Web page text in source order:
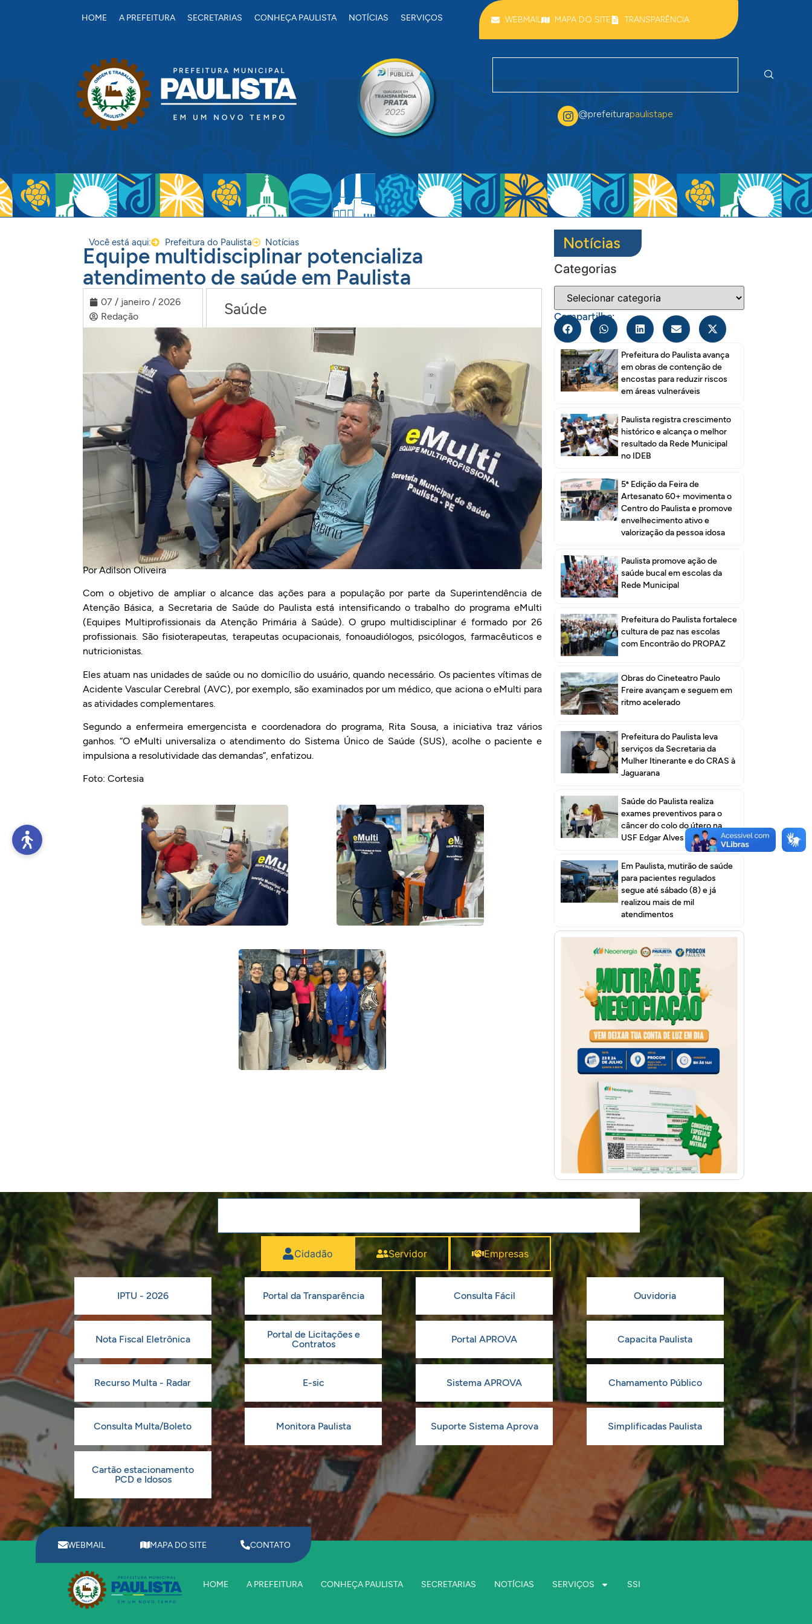
HOME A PREFEITURA SECRETARIAS CONHEÇA PAULISTA NOTÍCIAS SERVIÇOS WEBMAIL MAPA DO SITE TRANSPARÊNCIA
@prefeiturapaulistape
Você está aqui: Prefeitura do Paulista Notícias
Equipe multidisciplinar potencializa
atendimento de saúde em Paulista
07 / janeiro / 2026
Redação
Saúde
Por Adilson Oliveira
Com o objetivo de ampliar o alcance das ações para a população por parte da Superintendência de
Atenção Básica, a Secretaria de Saúde do Paulista está intensificando o trabalho do programa eMulti
(Equipes Multiprofissionais da Atenção Primária à Saúde). O grupo multidisciplinar é formado por 26
profissionais. São fisioterapeutas, terapeutas ocupacionais, fonoaudiólogos, psicólogos, farmacêuticos e
nutricionistas.
Eles atuam nas unidades de saúde ou no domicílio do usuário, quando necessário. Os pacientes vítimas de
Acidente Vascular Cerebral (AVC), por exemplo, são examinados por um médico, que aciona o eMulti para
as atividades complementares.
Segundo a enfermeira emergencista e coordenadora do programa, Rita Sousa, a iniciativa traz vários
ganhos. “O eMulti universaliza o atendimento do Sistema Único de Saúde (SUS), acolhe o paciente e
impulsiona a resolutividade das demandas”, enfatizou.
Foto: Cortesia
Notícias
Categorias
Compartilhe:
Prefeitura do Paulista avança
em obras de contenção de
encostas para reduzir riscos
em áreas vulneráveis
Paulista registra crescimento
histórico e alcança o melhor
resultado da Rede Municipal
no IDEB
5ª Edição da Feira de
Artesanato 60+ movimenta o
Centro do Paulista e promove
envelhecimento ativo e
valorização da pessoa idosa
Paulista promove ação de
saúde bucal em escolas da
Rede Municipal
Prefeitura do Paulista fortalece
cultura de paz nas escolas
com Encontrão do PROPAZ
Obras do Cineteatro Paulo
Freire avançam e seguem em
ritmo acelerado
Prefeitura do Paulista leva
serviços da Secretaria da
Mulher Itinerante e do CRAS à
Jaguarana
Saúde do Paulista realiza
exames preventivos para o
câncer do colo do útero na
USF Edgar Alves I
Em Paulista, mutirão de saúde
para pacientes regulados
segue até sábado (8) e já
realizou mais de mil
atendimentos
Cidadão Servidor Empresas
IPTU - 2026 Portal da Transparência Consulta Fácil Ouvidoria
Nota Fiscal Eletrônica
Portal de Licitações e
Contratos
Portal APROVA Capacita Paulista
Recurso Multa - Radar E-sic Sistema APROVA Chamamento Público
Consulta Multa/Boleto Monitora Paulista Suporte Sistema Aprova Simplificadas Paulista
Cartão estacionamento
PCD e Idosos
WEBMAIL MAPA DO SITE CONTATO
HOME A PREFEITURA CONHEÇA PAULISTA SECRETARIAS NOTÍCIAS SERVIÇOS SSI